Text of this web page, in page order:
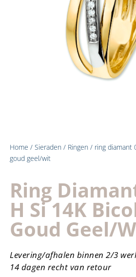
Home / Sieraden / Ringen / ring diamant
goud geel/wit
Ring
H Si 14K
Goud Geel/
Levering/afhalen binnen 2/3
14 dagen recht van retour